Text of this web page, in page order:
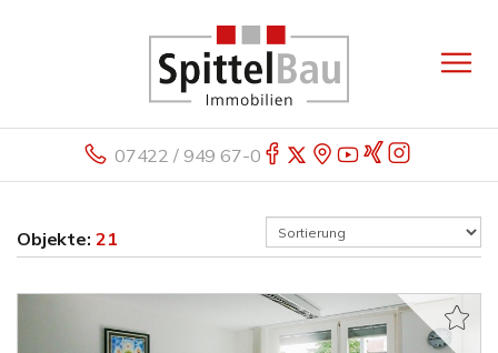
07422 / 949 67-0
Objekte: 21